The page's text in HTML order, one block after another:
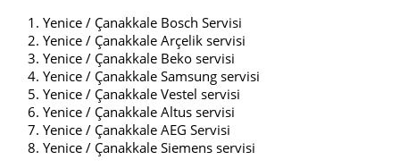
Yenice / Çanakkale Bosch Servisi
Yenice / Çanakkale Arçelik servisi
Yenice / Çanakkale Beko servisi
Yenice / Çanakkale Samsung servisi
Yenice / Çanakkale Vestel servisi
Yenice / Çanakkale Altus servisi
Yenice / Çanakkale AEG Servisi
Yenice / Çanakkale Siemens servisi